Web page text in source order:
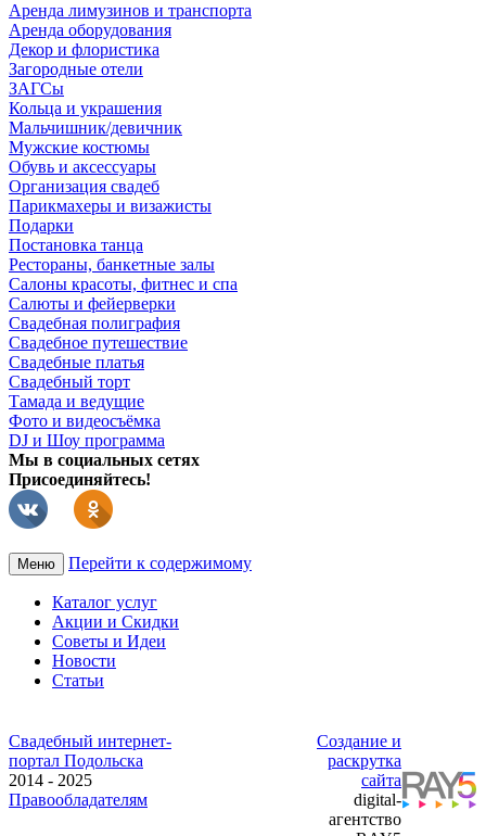
Аренда лимузинов и транспорта
Аренда оборудования
Декор и флористика
Загородные отели
ЗАГСы
Кольца и украшения
Мальчишник/девичник
Мужские костюмы
Обувь и аксессуары
Организация свадеб
Парикмахеры и визажисты
Подарки
Постановка танца
Рестораны, банкетные залы
Салоны красоты, фитнес и спа
Салюты и фейерверки
Свадебная полиграфия
Свадебное путешествие
Свадебные платья
Свадебный торт
Тамада и ведущие
Фото и видеосъёмка
DJ и Шоу программа
Мы в социальных сетях
Присоединяйтесь!
Меню Перейти к содержимому
Каталог услуг
Акции и Скидки
Советы и Идеи
Новости
Статьи
Свадебный интернет-
портал Подольска
2014 - 2025
Правообладателям
Создание и
раскрутка
сайта
digital-
агентство